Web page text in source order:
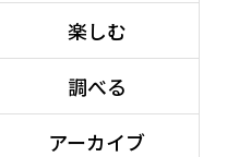
楽しむ
調べる
アーカイブ